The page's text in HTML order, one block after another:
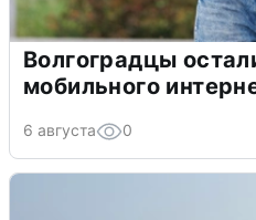
Волгоградцы
мобильного
6 августа 0